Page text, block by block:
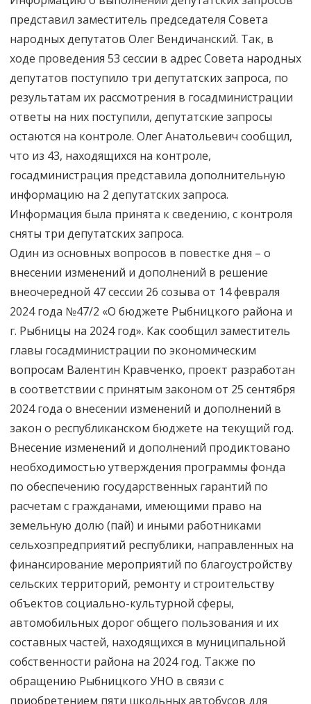
представил заместитель председателя Совета
народных депутатов Олег Вендичанский. Так, в
ходе проведения 53 сессии в адрес Совета народных
депутатов поступило три депутатских запроса, по
результатам их рассмотрения в госадминистрации
ответы на них поступили, депутатские запросы
остаются на контроле. Олег Анатольевич сообщил,
что из 43, находящихся на контроле,
госадминистрация представила дополнительную
информацию на 2 депутатских запроса.
Информация была принята к сведению, с контроля
сняты три депутатских запроса.
Один из основных вопросов в повестке дня – о
внесении изменений и дополнений в решение
внеочередной 47 сессии 26 созыва от 14 февраля
2024 года №47/2 «О бюджете Рыбницкого района и
г. Рыбницы на 2024 год». Как сообщил заместитель
главы госадминистрации по экономическим
вопросам Валентин Кравченко, проект разработан
в соответствии с принятым законом от 25 сентября
2024 года о внесении изменений и дополнений в
закон о республиканском бюджете на текущий год.
Внесение изменений и дополнений продиктовано
необходимостью утверждения программы фонда
по обеспечению государственных гарантий по
расчетам с гражданами, имеющими право на
земельную долю (пай) и иными работниками
сельхозпредприятий республики, направленных на
финансирование мероприятий по благоустройству
сельских территорий, ремонту и строительству
объектов социально-культурной сферы,
автомобильных дорог общего пользования и их
составных частей, находящихся в муниципальной
собственности района на 2024 год. Также по
обращению Рыбницкого УНО в связи с
приобретением пяти школьных автобусов для